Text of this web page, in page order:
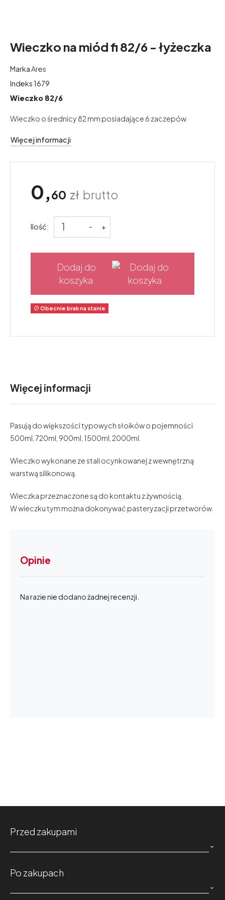
Wieczko na miód fi 82/6 - łyżeczka
MarkaAres
Indeks1679
Wieczko 82/6
Wieczko o średnicy 82 mm posiadające 6 zaczepów.
Więcej informacji
0,60 zł brutto
Ilość: - +
Dodaj do
koszyka
 Obecnie brak na stanie
Więcej informacji
Pasują do większości typowych słoików o pojemności
500ml, 720ml, 900ml, 1500ml, 2000ml.
Wieczko wykonane ze stali ocynkowanej z wewnętrzną
warstwą silikonową.
Wieczka przeznaczone są do kontaktu z żywnością.
W wieczku tym można dokonywać pasteryzacji przetworów.
Opinie
Na razie nie dodano żadnej recenzji.
Przed zakupami

Po zakupach
